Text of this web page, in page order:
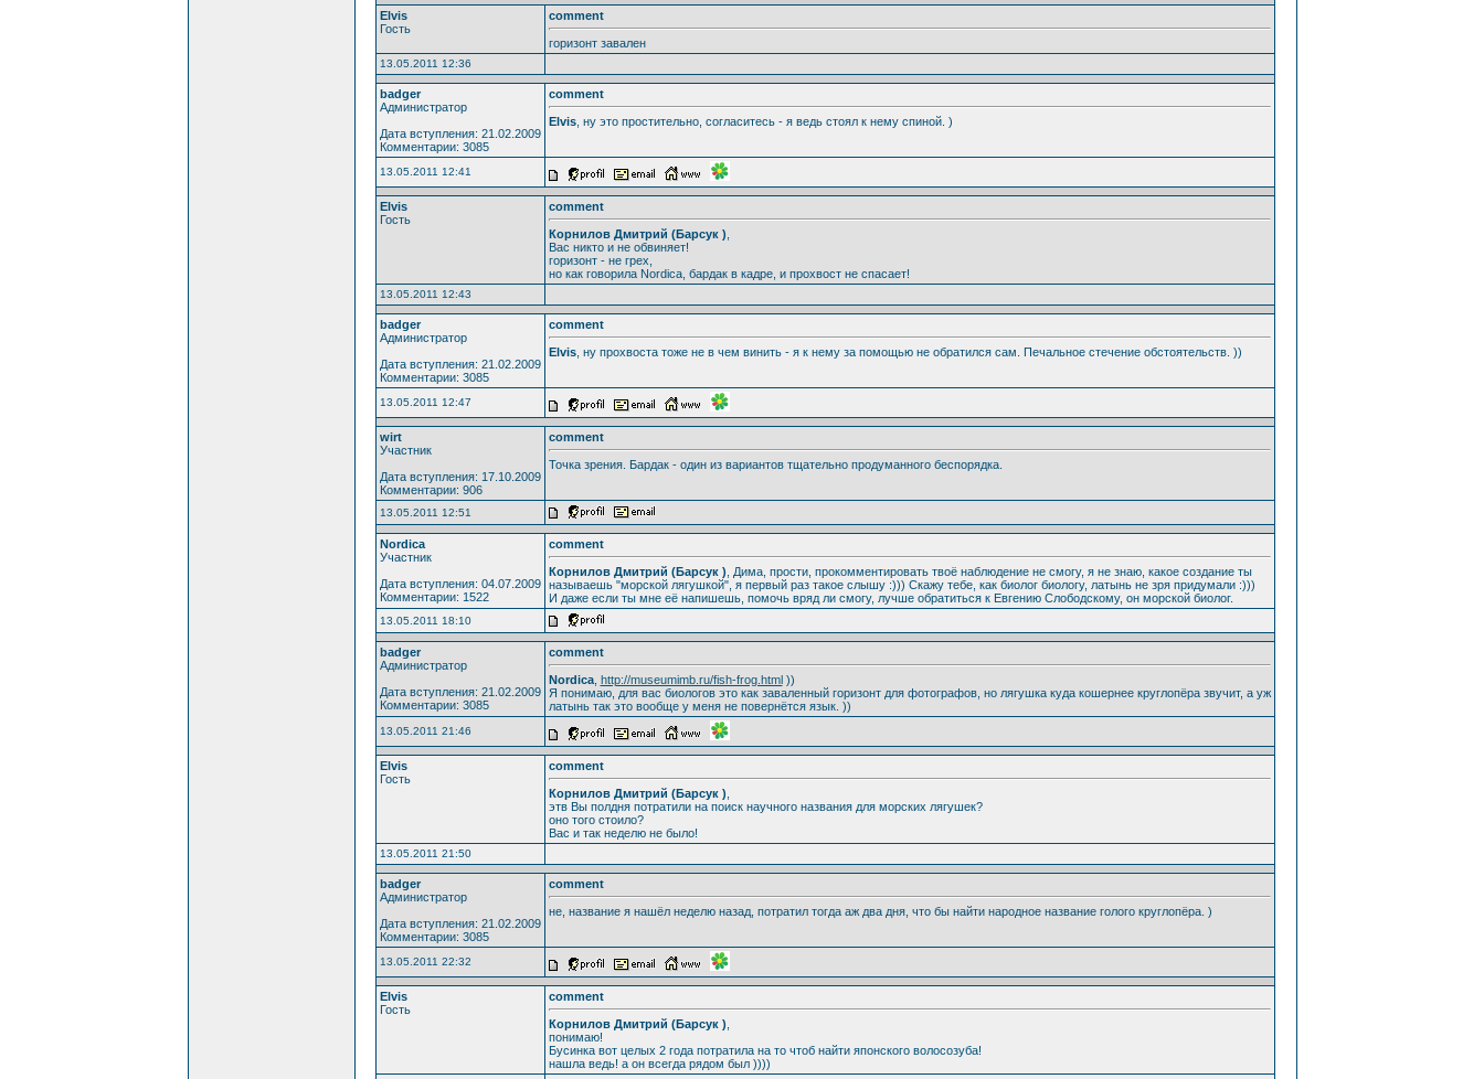
Elvis
Гость
comment
горизонт завален
13.05.2011 12:36
badger
Администратор
Дата вступления: 21.02.2009
Комментарии: 3085
comment
Elvis, ну это простительно, согласитесь - я ведь стоял к нему спиной. )
13.05.2011 12:41
Elvis
Гость
comment
Корнилов Дмитрий (Барсук )
Вас никто и не обвиняет!
горизонт - не грех,
но как говорила Nordica, бардак в кадре, и прохвост не спасает!
13.05.2011 12:43
badger
Администратор
Дата вступления: 21.02.2009
Комментарии: 3085
comment
Elvis, ну прохвоста тоже не в чем винить - я к нему за помощью не обратился сам. Печальное стечение обстоятельств. ))
13.05.2011 12:47
wirt
Участник
Дата вступления: 17.10.2009
Комментарии: 906
comment
Точка зрения. Бардак - один из вариантов тщательно продуманного беспорядка.
13.05.2011 12:51
Nordica
Участник
Дата вступления: 04.07.2009
Комментарии: 1522
comment
Корнилов Дмитрий (Барсук ) , Дима, прости, прокомментировать твоё наблюдение не смогу, я не знаю, какое создание ты
называешь "морской лягушкой", я первый раз такое слышу :))) Скажу тебе, как биолог биологу, латынь не зря придумали :)))
И даже если ты мне её напишешь, помочь вряд ли смогу, лучше обратиться к Евгению Слободскому, он морской биолог.
13.05.2011 18:10
badger
Администратор
Дата вступления: 21.02.2009
Комментарии: 3085
comment
Nordica, http://museumimb.ru/fish-frog.html))
Я понимаю, для вас биологов это как заваленный горизонт для фотографов, но лягушка куда кошернее круглопёра звучит, а уж
латынь так это вообще у меня не повернётся язык. ))
13.05.2011 21:46
Elvis
Гость
comment
Корнилов Дмитрий (Барсук )
этв Вы полдня потратили на поиск научного названия для морских лягушек?
оно того стоило?
Вас и так неделю не было!
13.05.2011 21:50
badger
Администратор
Дата вступления: 21.02.2009
Комментарии: 3085
comment
не, название я нашёл неделю назад, потратил тогда аж два дня, что бы найти народное название голого круглопёра. )
13.05.2011 22:32
Elvis
Гость
comment
Корнилов Дмитрий (Барсук )
понимаю!
Бусинка вот целых 2 года потратила на то чтоб найти японского волосозуба!
нашла ведь! а он всегда рядом был ))))